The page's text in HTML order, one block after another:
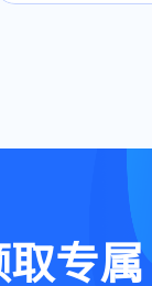
取专属